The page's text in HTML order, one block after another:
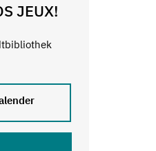
JEUX!